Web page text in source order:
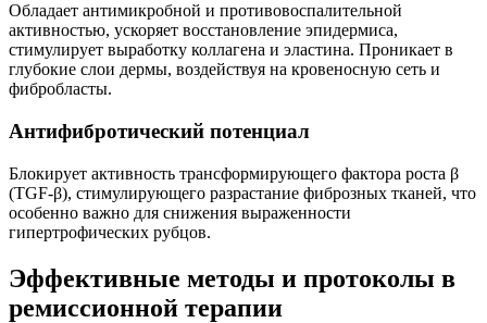
Обладает антимикробной и противовоспалительной
активностью, ускоряет восстановление эпидермиса,
стимулирует выработку коллагена и эластина. Проникает в
глубокие слои дермы, воздействуя на кровеносную сеть и
фибробласты.
Антифибротический потенциал
Блокирует активность трансформирующего фактора роста β
(TGF-β), стимулирующего разрастание фиброзных тканей, что
особенно важно для снижения выраженности
гипертрофических рубцов.
Эффективные методы и протоколы в
ремиссионной терапии